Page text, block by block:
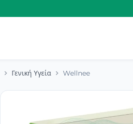
Γενική Υγεία Wellnee